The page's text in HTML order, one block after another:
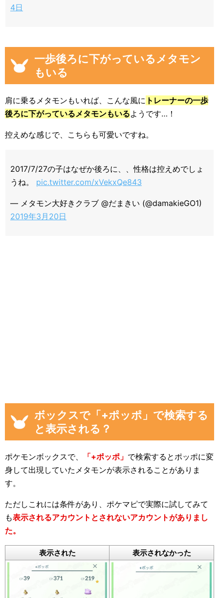
4日
一歩後ろに下がっているメタモン
もいる
肩に乗るメタモンもいれば、こんな風に トレーナーの一歩
後ろに下がっているメタモンもいるようです…！
控えめな感じで、こちらも可愛いですね。
2017/7/27の子はなぜか後ろに、、性格は控えめでしょ
うね。 pic.twitter.com/xVekxQe843
— メタモン大好きクラブ @だまきい (@damakieGO1)
2019年3月20日
ボックスで「+ポッポ」で検索する
と表示される？
ポケモンボックスで、 「+ポッポ」 で検索するとポッポに変
身して出現していたメタモンが表示されることがありま
す。
ただしこれには条件があり、ポケマピで実際に試してみて
も表示されるアカウントとされないアカウントがありまし
た。
表示された 表示されなかった